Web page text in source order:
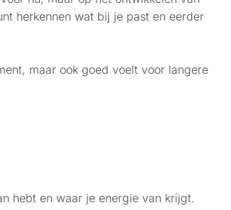
herkennen wat bij je past en eerder
maar ook goed voelt voor langere
hebt en waar je energie van krijgt.